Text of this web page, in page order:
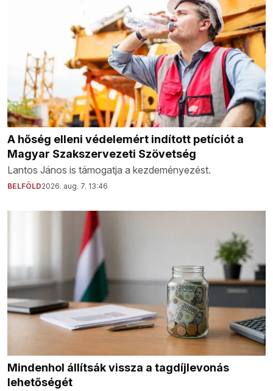
A hőség elleni védelemért indított petíciót a
Magyar Szakszervezeti Szövetség
Lantos János is támogatja a kezdeményezést.
BELFÖLD2026. aug. 7. 13:46
Mindenhol állítsák vissza a tagdíjlevonás
lehetőségét